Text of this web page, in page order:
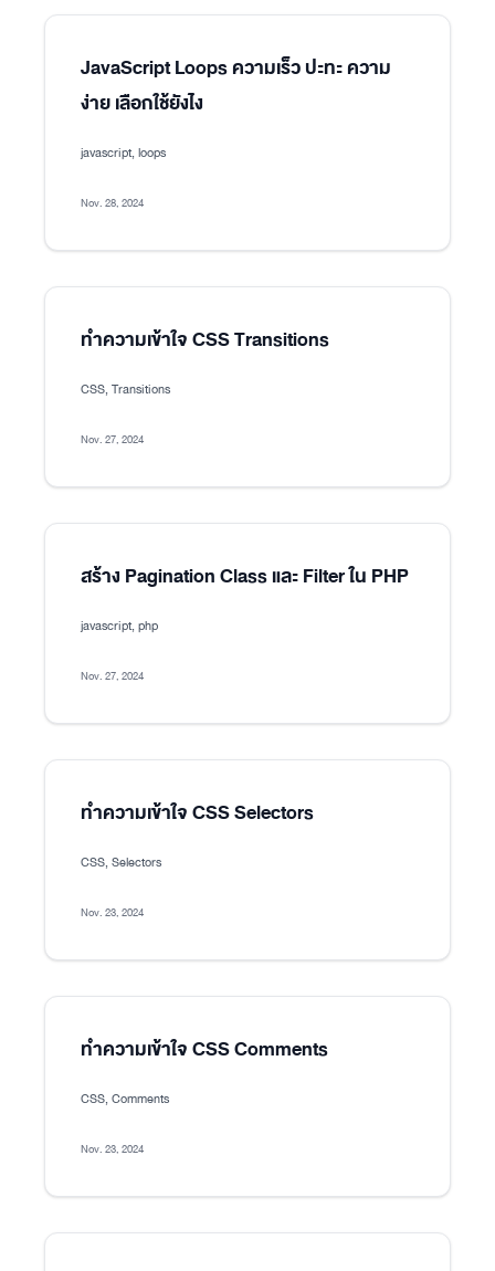
JavaScript Loops ความเร็ว ปะทะ ความ
ง่าย เลือกใช้ยังไง
javascript, loops
Nov. 28, 2024
ทำความเข้าใจ CSS Transitions
CSS, Transitions
Nov. 27, 2024
สร้าง Pagination Class และ Filter ใน PHP
javascript, php
Nov. 27, 2024
ทำความเข้าใจ CSS Selectors
CSS, Selectors
Nov. 23, 2024
ทำความเข้าใจ CSS Comments
CSS, Comments
Nov. 23, 2024